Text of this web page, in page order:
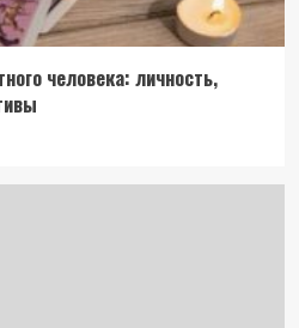
человека: личность,